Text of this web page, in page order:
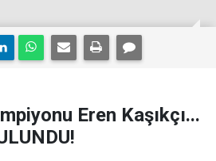
Eren Kaşıkçı...